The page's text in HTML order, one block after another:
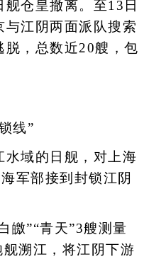
仓皇撤离。至13日
江阴两面派队搜索
脱，总数近20艘，包
线”
域的日舰，对上海
军部接到封锁江阴
”“青天”3艘测量
舰溯江，将江阴下游